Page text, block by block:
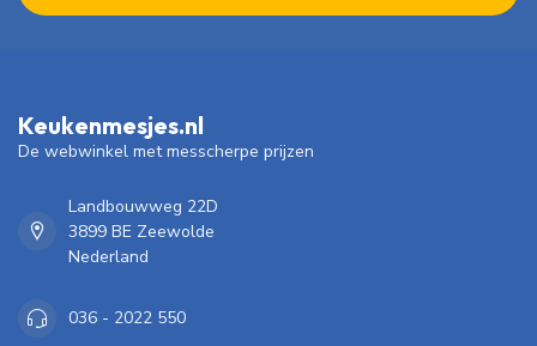
Keukenmesjes.nl
De webwinkel met messcherpe prijzen
Landbouwweg 22D
3899 BE Zeewolde
Nederland
036 - 2022 550